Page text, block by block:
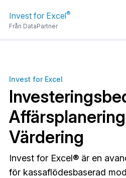
Invest for Excel®
Från DataPartner
Invest for Excel
Värdering
Invest for Excel® är en
för kassaflödesbaserad